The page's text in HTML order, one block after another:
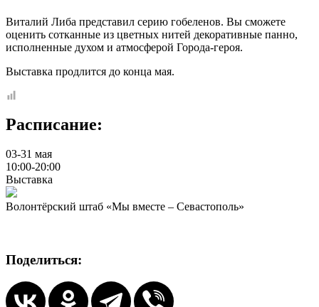
Виталий Либа представил серию гобеленов. Вы сможете
оценить сотканные из цветных нитей декоративные панно,
исполненные духом и атмосферой Города-героя.
Выставка продлится до конца мая.
Расписание:
03-31 мая
10:00-20:00
Выставка
Волонтёрский штаб «Мы вместе – Севастополь»
Поделиться: